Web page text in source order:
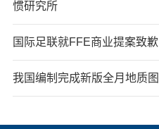
惯研究所
国际足联就FFE商业提案致歉
我国编制完成新版全月地质图